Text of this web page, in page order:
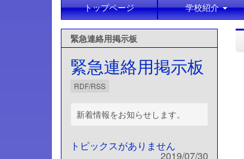
トップページ 学校紹介
緊急連絡用掲示板
緊急連絡用掲示板
RDF/RSS
新着情報をお知らせします。
トピックスがありません
2019/07/30